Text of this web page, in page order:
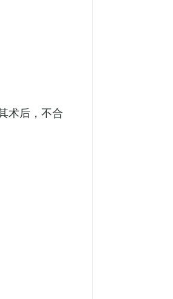
术后，不合